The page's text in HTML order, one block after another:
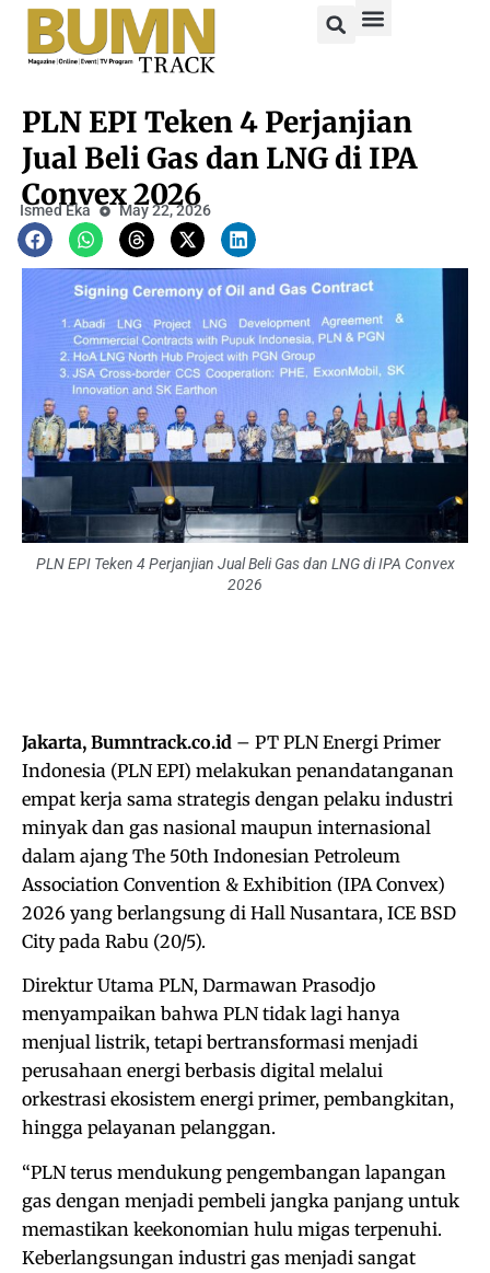
PLN EPI Teken 4 Perjanjian
Jual Beli Gas dan LNG di IPA
Convex 2026
Ismed Eka May 22, 2026
PLN EPI Teken 4 Perjanjian Jual Beli Gas dan LNG di IPA Convex
2026
Jakarta, Bumntrack.co.id – PT PLN Energi Primer
Indonesia (PLN EPI) melakukan penandatanganan
empat kerja sama strategis dengan pelaku industri
minyak dan gas nasional maupun internasional
dalam ajang The 50th Indonesian Petroleum
Association Convention & Exhibition (IPA Convex)
2026 yang berlangsung di Hall Nusantara, ICE BSD
City pada Rabu (20/5).
Direktur Utama PLN, Darmawan Prasodjo
menyampaikan bahwa PLN tidak lagi hanya
menjual listrik, tetapi bertransformasi menjadi
perusahaan energi berbasis digital melalui
orkestrasi ekosistem energi primer, pembangkitan,
hingga pelayanan pelanggan.
“PLN terus mendukung pengembangan lapangan
gas dengan menjadi pembeli jangka panjang untuk
memastikan keekonomian hulu migas terpenuhi.
Keberlangsungan industri gas menjadi sangat